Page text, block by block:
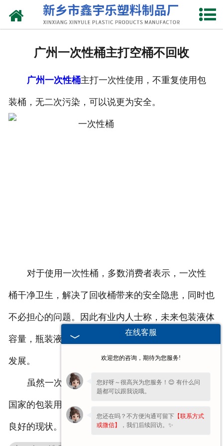
网站首页
广州一次性桶主打空桶不回收
广州一次性桶主打一次性使用，不重复使用包
装桶，无二次污染，可以说更为安全。
对于使用一次性桶，多数消费者表示，一次性
桶干净卫生，解决了回收桶带来的安全隐患，同时也
不必担心的问题。因此有业内人士称，未来包装液体
容量，瓶装液体是朝着大瓶发展，桶装液体朝着小装
发展。
虽然一次性桶目前发展并不顺利，但综合发达
国家的包装用液体市场行情，一次性桶或许迎来发展
良好的现状。
在线客服
欢迎您的咨询，期待为您服务!
您好呀～很高兴为您服务！😊 有什么问
题都可以跟我说哦。
您还在吗？不方便沟通可留下 【联系方式
或微信】
，我们后续回访。✨